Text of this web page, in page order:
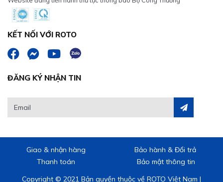
KẾT NỐI VỚI ROTO
ĐĂNG KÝ NHẬN TIN
Giao & nhận hàng
Bảo hành & Đổi trả
Thanh toán
Bảo mật thông tin
Copyright © 2021 Bản quyền thuộc về ROTO Việt Nam |